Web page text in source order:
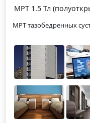
МРТ 1.5 Тл
МРТ тазобедренных